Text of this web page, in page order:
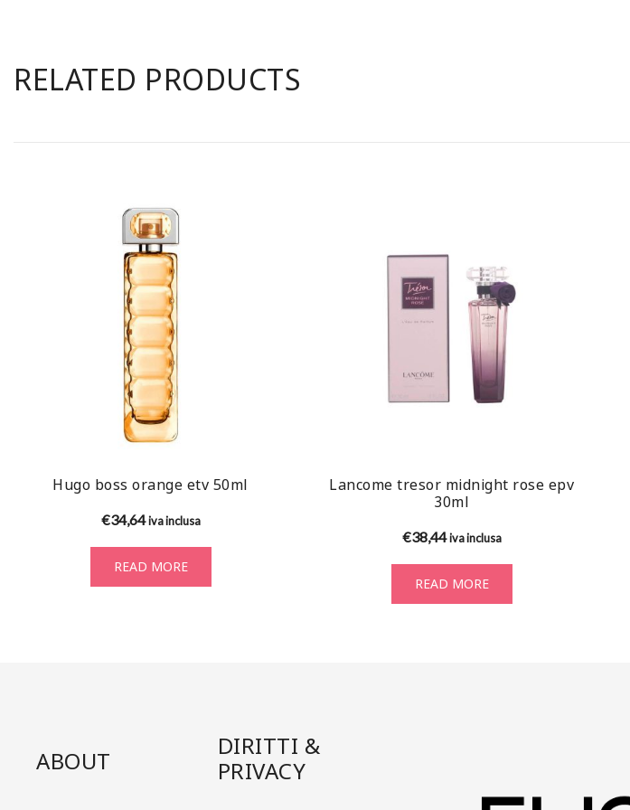
RELATED PRODUCTS
Hugo boss orange etv 50ml
€34,64 iva inclusa
READ MORE
Lancome tresor midnight rose epv
30ml
€38,44 iva inclusa
READ MORE
ABOUT
DIRITTI &
PRIVACY